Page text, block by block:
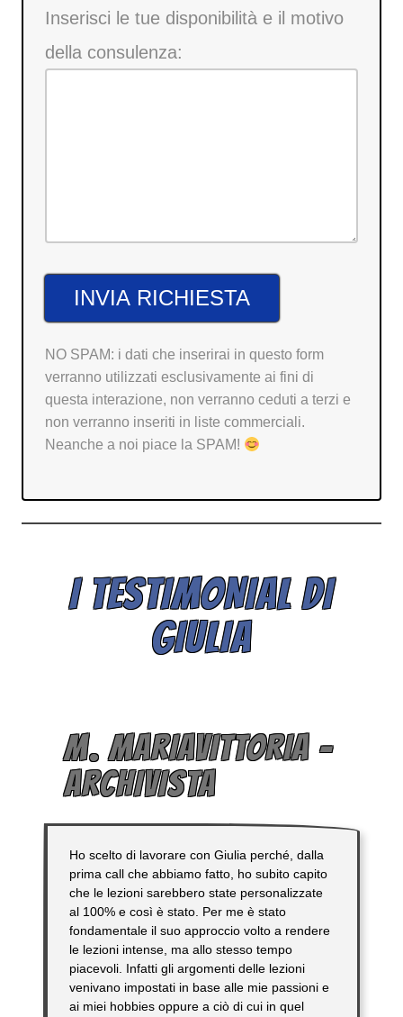
Inserisci le tue disponibilità e il motivo
della consulenza:
NO SPAM: i dati che inserirai in questo form
verranno utilizzati esclusivamente ai fini di
questa interazione, non verranno ceduti a terzi e
non verranno inseriti in liste commerciali.
Neanche a noi piace la SPAM!
I TESTIMONIAL DI
GIULIA
M. MARIAVITTORIA –
ARCHIVISTA
Ho scelto di lavorare con Giulia perché, dalla
prima call che abbiamo fatto, ho subito capito
che le lezioni sarebbero state personalizzate
al 100% e così è stato. Per me è stato
fondamentale il suo approccio volto a rendere
le lezioni intense, ma allo stesso tempo
piacevoli. Infatti gli argomenti delle lezioni
venivano impostati in base alle mie passioni e
ai miei hobbies oppure a ciò di cui in quel